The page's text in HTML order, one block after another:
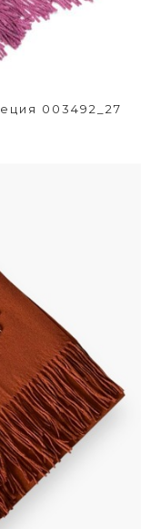
003492_27